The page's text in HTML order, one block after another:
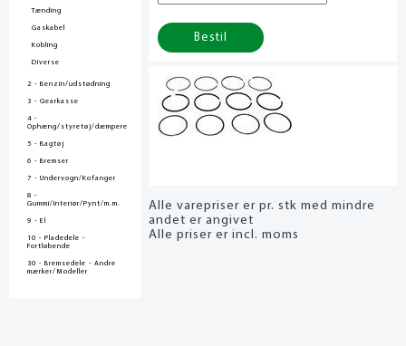
Tænding
Gaskabel
Kobling
Diverse
2 - Benzin/udstødning
3 - Gearkasse
4 -
Ophæng/styretøj/dæmpere
5 - Bagtøj
6 - Bremser
7 - Undervogn/Kofanger
8 -
Gummi/Interiør/Pynt/m.m.
9 - El
10 - Pladedele -
Fortløbende
30 - Bremsedele - Andre
mærker/Modeller
Bestil
Alle varepriser er pr. stk med mindre
andet er angivet
Alle priser er incl. moms